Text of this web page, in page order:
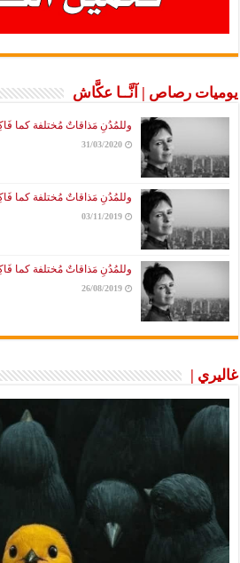
يوميات رصاص | آنَّــا عكَّاش
وللمُدُنِ مَذاقاتٌ مُختلفة كما
31/03/2020
وللمُدُنِ مَذاقاتٌ مُختلفة كما
03/11/2019
وللمُدُنِ مَذاقاتٌ مُختلفة كما
26/08/2019
غاليري |